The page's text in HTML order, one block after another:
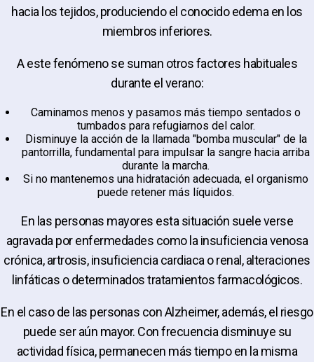
hacia los tejidos, produciendo el conocido edema en los
miembros inferiores.
A este fenómeno se suman otros factores habituales
durante el verano:
Caminamos menos y pasamos más tiempo sentados o
tumbados para refugiarnos del calor.
Disminuye la acción de la llamada "bomba muscular" de la
pantorrilla, fundamental para impulsar la sangre hacia arriba
durante la marcha.
Si no mantenemos una hidratación adecuada, el organismo
puede retener más líquidos.
En las personas mayores esta situación suele verse
agravada por enfermedades como la insuficiencia venosa
crónica, artrosis, insuficiencia cardiaca o renal, alteraciones
linfáticas o determinados tratamientos farmacológicos.
En el caso de las personas con Alzheimer, además, el riesgo
puede ser aún mayor. Con frecuencia disminuye su
actividad física, permanecen más tiempo en la misma